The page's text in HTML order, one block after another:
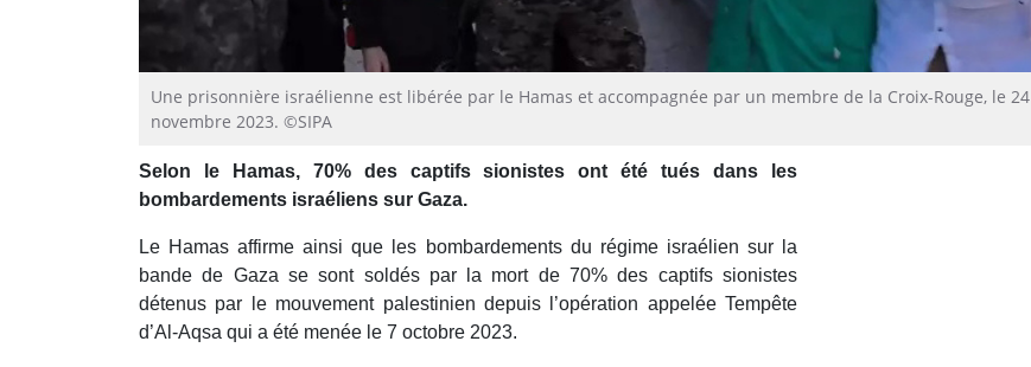
Une prisonnière israélienne est libérée par le Hamas et accompagnée par un membre de la Croix-Rouge, le 24
novembre 2023. ©SIPA
Selon le Hamas, 70% des captifs sionistes ont été tués dans les
bombardements israéliens sur Gaza.
Le Hamas affirme ainsi que les bombardements du régime israélien sur la
bande de Gaza se sont soldés par la mort de 70% des captifs sionistes
détenus par le mouvement palestinien depuis l’opération appelée Tempête
d’Al-Aqsa qui a été menée le 7 octobre 2023.